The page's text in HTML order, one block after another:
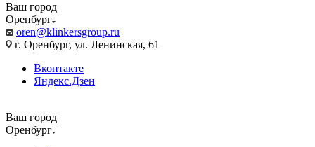
Ваш город
Оренбург
oren@klinkersgroup.ru
г. Оренбург, ул. Ленинская, 61
Вконтакте
Яндекс.Дзен
Ваш город
Оренбург